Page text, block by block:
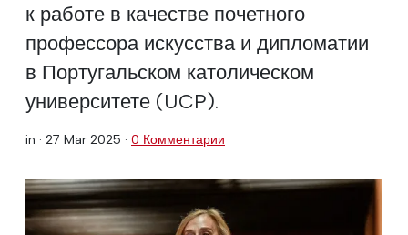
к работе в качестве почетного
профессора искусства и дипломатии
в Португальском католическом
университете (UCP).
in · 27 Mar 2025 · 0 Комментарии